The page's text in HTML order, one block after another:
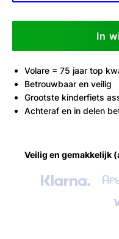
In
Volare = 75 jaar top
Betrouwbaar en veilig
Grootste kinderfiets
Achteraf en in delen
Veilig en gemakkelijk